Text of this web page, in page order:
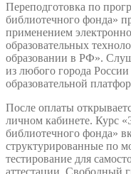
Переподготовка по
библиотечного фонда»
применением
образовательных
образовании в РФ».
из любого города
образовательной
После оплаты
личном кабинете. Курс
библиотечного фонда»
структурированные по
тестирование для